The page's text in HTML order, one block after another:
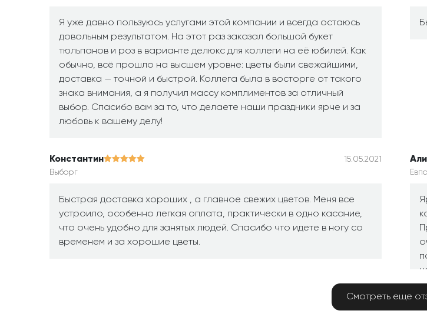
Я уже давно пользуюсь услугами этой компании и всегда остаюсь
довольным результатом. На этот раз заказал большой букет
тюльпанов и роз в варианте делюкс для коллеги на её юбилей. Как
обычно, всё прошло на высшем уровне: цветы были свежайшими,
доставка — точной и быстрой. Коллега была в восторге от такого
знака внимания, а я получил массу комплиментов за отличный
выбор. Спасибо вам за то, что делаете наши праздники ярче и за
любовь к вашему делу!
Константин
15.05.2021
Выборг
Быстрая доставка хороших , а главное свежих цветов. Меня все
устроило, особенно легкая оплата, практически в одно касание,
что очень удобно для занятых людей. Спасибо что идете в ногу со
временем и за хорошие цветы.
Смотреть еще